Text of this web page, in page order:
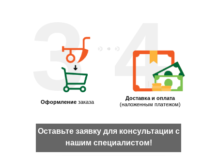
4
3
Оформление заказа
Доставка и оплата
(наложенным платежом)
Оставьте заявку для консультации с
нашим специалистом!